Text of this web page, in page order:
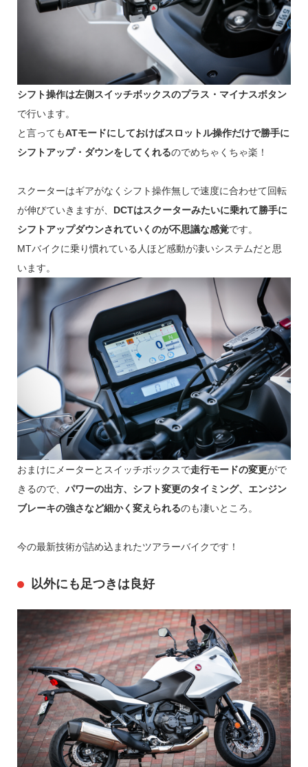
シフト操作は左側スイッチボックスのプラス・マイナスボタン
で行います。
と言ってもATモードにしておけばスロットル操作だけで勝手に
シフトアップ・ダウンをしてくれるのでめちゃくちゃ楽！
スクーターはギアがなくシフト操作無しで速度に合わせて回転
が伸びていきますが、 DCTはスクーターみたいに乗れて勝手に
シフトアップダウンされていくのが不思議な感覚です。
MTバイクに乗り慣れている人ほど感動が凄いシステムだと思
います。
おまけにメーターとスイッチボックスで走行モードの変更がで
きるので、 パワーの出方、シフト変更のタイミング、エンジン
ブレーキの強さなど細かく変えられるのも凄いところ。
今の最新技術が詰め込まれたツアラーバイクです！
以外にも足つきは良好